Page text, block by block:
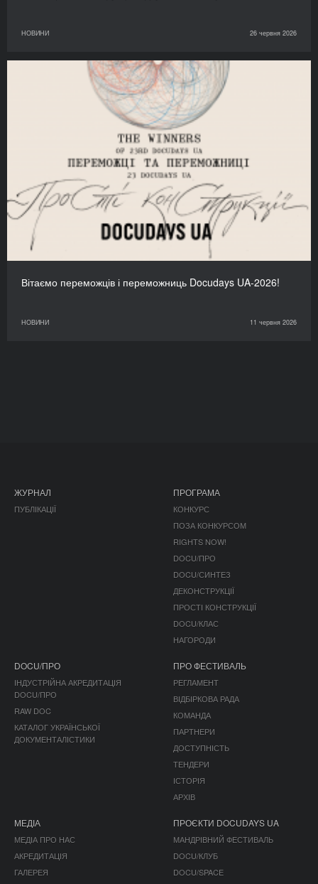
НОВИНИ 26 червня 2026
Вітаємо переможців і переможниць Docudays UA-2026!
НОВИНИ 11 червня 2026
ЖУРНАЛ
ПУБЛІКАЦІЇ
ПРОГРАМА
КОНКУРС
ПОЗА КОНКУРСОМ
RIGHTS NOW!
DOCU/ПРО
DOCU/СИНТЕЗ
ДЕКОНСТРУКЦІЇ
ПРОСТІ КОНСТРУКЦІЇ
DOCU/КЛАС
НАГОРОДИ
DOCU/ПРО
ІНДУСТРІЙНА АКРЕДИТАЦІЯ
DOCU/ПРО
RAW DOC
КАТАЛОГ УКРАЇНСЬКОЇ
ДОКУМЕНТАЛІСТИКИ
ПРО ФЕСТИВАЛЬ
РЕГЛАМЕНТ
ВІДБІРКОВА РАДА
КОМАНДА
ПАРТНЕРИ
ДОСТУПНІСТЬ
ТЕНДЕРИ
ІСТОРІЯ
АРХІВ
МЕДІА
МЕДІА ПРО НАС
АКРЕДИТАЦІЯ
ГАЛЕРЕЯ
ПРОЄКТИ DOCUDAYS UA
МАНДРІВНИЙ ФЕСТИВАЛЬ
DOCU/КЛУБ
DOCU/SPACE